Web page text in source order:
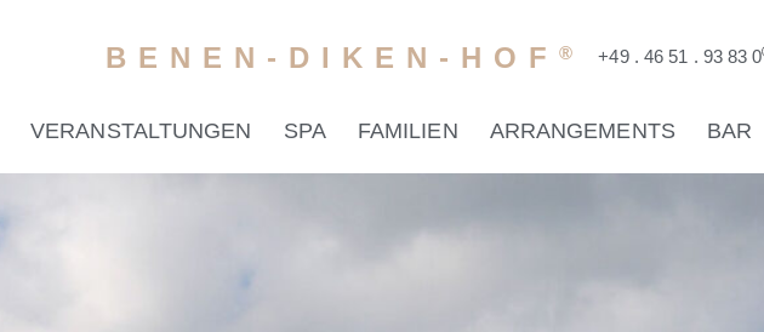
BENEN-DIKEN-HOF ® +49 . 46 51 . 93 83 0
VERANSTALTUNGEN SPA FAMILIEN ARRANGEMENTS BAR